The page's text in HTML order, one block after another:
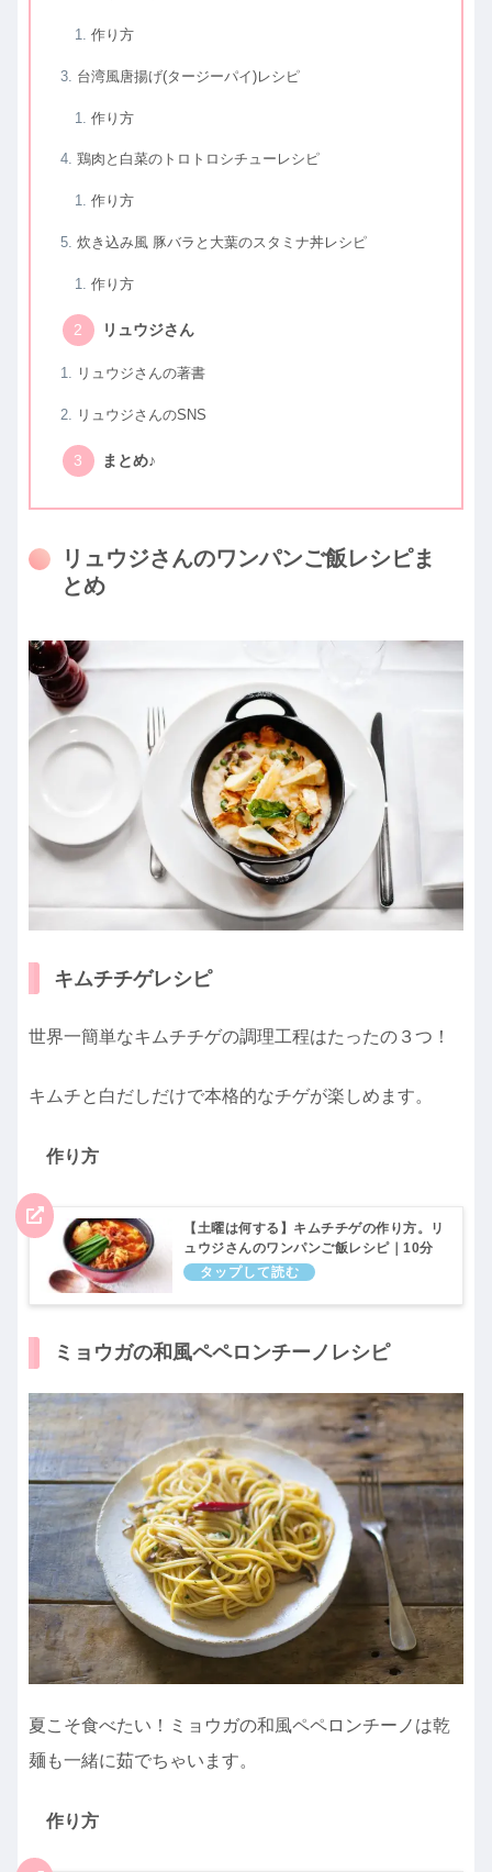
作り方
台湾風唐揚げ(タージーパイ)レシピ
作り方
鶏肉と白菜のトロトロシチューレシピ
作り方
炊き込み風 豚バラと大葉のスタミナ丼レシピ
作り方
リュウジさん
リュウジさんの著書
リュウジさんのSNS
まとめ♪
リュウジさんのワンパンご飯レシピま
とめ
キムチチゲレシピ
世界一簡単なキムチチゲの調理工程はたったの３つ！
キムチと白だしだけで本格的なチゲが楽しめます。
作り方
【土曜は何する】キムチチゲの作り方。リ
ュウジさんのワンパンご飯レシピ｜10分
ティーチャー
ミョウガの和風ペペロンチーノレシピ
夏こそ食べたい！ミョウガの和風ペペロンチーノは乾
麺も一緒に茹でちゃいます。
作り方